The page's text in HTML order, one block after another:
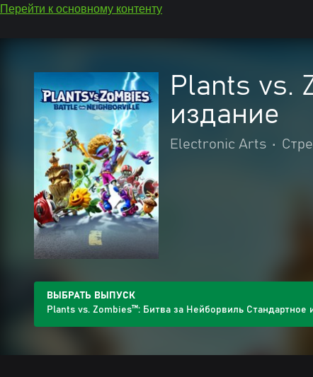
Перейти к основному контенту
Plants vs.
издание
Electronic Arts •
ВЫБРАТЬ ВЫПУСК
Plants vs. Zombies™: Битва за Нейборвиль Стандартное